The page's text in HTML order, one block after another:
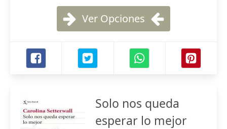
Ver Opciones
Solo nos queda
esperar lo mejor